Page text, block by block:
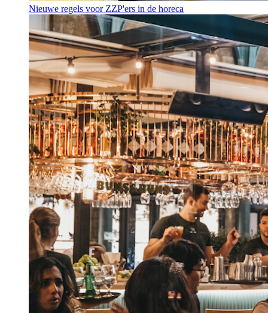
Nieuwe regels voor ZZP'ers in de horeca